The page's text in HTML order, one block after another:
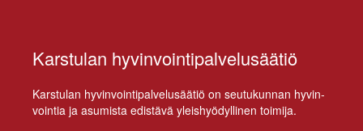
Karstulan hyvinvointipalvelusäätiö
Kars­tu­lan hy­vin­voin­ti­pal­ve­lusää­tiö on seu­tu­kun­nan hy­vin­
voin­tia ja asu­mis­ta edis­tä­vä yleis­hyö­dyl­li­nen toimija.